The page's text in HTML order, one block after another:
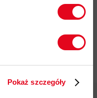
Pokaż szczegóły